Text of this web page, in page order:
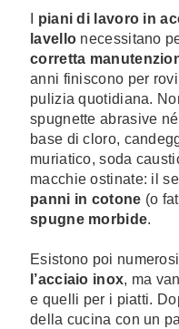
piani di lavoro in
lavello necessitano
corretta
anni finiscono per
pulizia quotidiana.
spugnette abrasive
base di cloro,
muriatico, soda
macchie ostinate: il
panni in cotone (o
spugne morbide.
Esistono poi numerosi
l’acciaio inox, ma
e quelli per i piatti.
della cucina con un